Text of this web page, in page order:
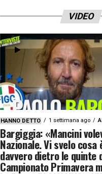
VIDEO
HANNO DETTO 1 settimana ago
Bargiggia: «Mancini
Nazionale. Vi svelo cosa
davvero dietro le quinte
Campionato Primavera